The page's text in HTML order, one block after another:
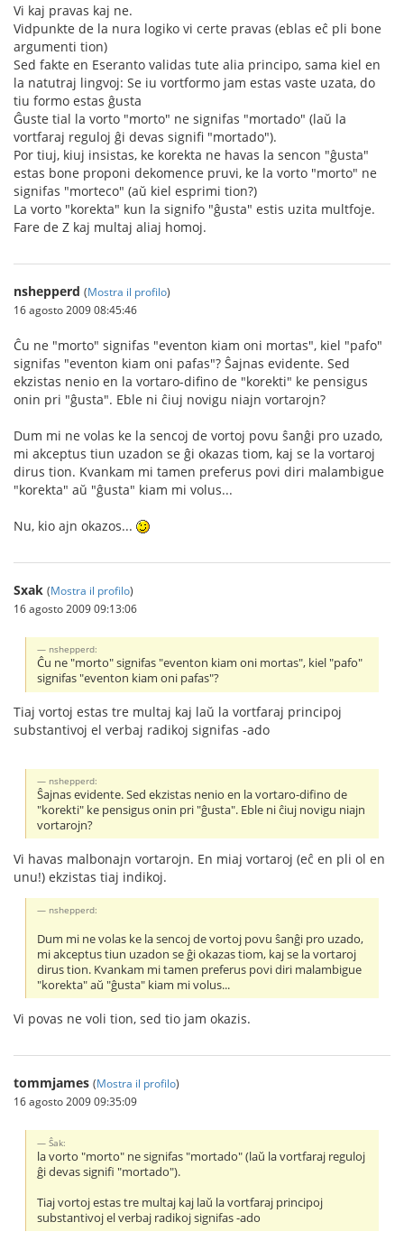
Vi kaj pravas kaj ne.
Vidpunkte de la nura logiko vi certe pravas (eblas eĉ pli bone
argumenti tion)
Sed fakte en Eseranto validas tute alia principo, sama kiel en
la natutraj lingvoj: Se iu vortformo jam estas vaste uzata, do
tiu formo estas ĝusta
Ĝuste tial la vorto "morto" ne signifas "mortado" (laŭ la
vortfaraj reguloj ĝi devas signifi "mortado").
Por tiuj, kiuj insistas, ke korekta ne havas la sencon "ĝusta"
estas bone proponi dekomence pruvi, ke la vorto "morto" ne
signifas "morteco" (aŭ kiel esprimi tion?)
La vorto "korekta" kun la signifo "ĝusta" estis uzita multfoje.
Fare de Z kaj multaj aliaj homoj.
nshepperd (Mostra il profilo)
16 agosto 2009 08:45:46
Ĉu ne "morto" signifas "eventon kiam oni mortas", kiel "pafo"
signifas "eventon kiam oni pafas"? Ŝajnas evidente. Sed
ekzistas nenio en la vortaro-difino de "korekti" ke pensigus
onin pri "ĝusta". Eble ni ĉiuj novigu niajn vortarojn?
Dum mi ne volas ke la sencoj de vortoj povu ŝanĝi pro uzado,
mi akceptus tiun uzadon se ĝi okazas tiom, kaj se la vortaroj
dirus tion. Kvankam mi tamen preferus povi diri malambigue
"korekta" aŭ "ĝusta" kiam mi volus...
Nu, kio ajn okazos...
Sxak (Mostra il profilo)
16 agosto 2009 09:13:06
nshepperd:
Ĉu ne "morto" signifas "eventon kiam oni mortas", kiel "pafo"
signifas "eventon kiam oni pafas"?
Tiaj vortoj estas tre multaj kaj laŭ la vortfaraj principoj
substantivoj el verbaj radikoj signifas -ado
nshepperd:
Ŝajnas evidente. Sed ekzistas nenio en la vortaro-difino de
"korekti" ke pensigus onin pri "ĝusta". Eble ni ĉiuj novigu niajn
vortarojn?
Vi havas malbonajn vortarojn. En miaj vortaroj (eĉ en pli ol en
unu!) ekzistas tiaj indikoj.
nshepperd:
Dum mi ne volas ke la sencoj de vortoj povu ŝanĝi pro uzado,
mi akceptus tiun uzadon se ĝi okazas tiom, kaj se la vortaroj
dirus tion. Kvankam mi tamen preferus povi diri malambigue
"korekta" aŭ "ĝusta" kiam mi volus...
Vi povas ne voli tion, sed tio jam okazis.
tommjames (Mostra il profilo)
16 agosto 2009 09:35:09
Ŝak:
la vorto "morto" ne signifas "mortado" (laŭ la vortfaraj reguloj
ĝi devas signifi "mortado").
Tiaj vortoj estas tre multaj kaj laŭ la vortfaraj principoj
substantivoj el verbaj radikoj signifas -ado